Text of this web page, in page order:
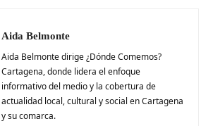
Aida Belmonte
Aida Belmonte dirige ¿Dónde Comemos?
Cartagena, donde lidera el enfoque
informativo del medio y la cobertura de
actualidad local, cultural y social en Cartagena
y su comarca.